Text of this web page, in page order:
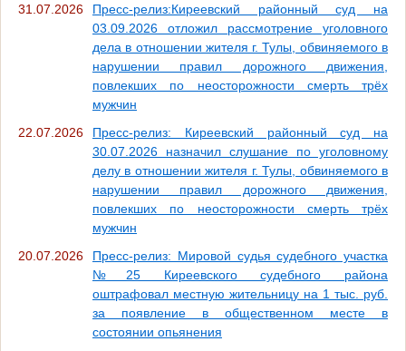
31.07.2026
Пресс-релиз:Киреевский районный суд на
03.09.2026 отложил рассмотрение уголовного
дела в отношении жителя г. Тулы, обвиняемого в
нарушении правил дорожного движения,
повлекших по неосторожности смерть трёх
мужчин
22.07.2026
Пресс-релиз: Киреевский районный суд на
30.07.2026 назначил слушание по уголовному
делу в отношении жителя г. Тулы, обвиняемого в
нарушении правил дорожного движения,
повлекших по неосторожности смерть трёх
мужчин
20.07.2026
Пресс-релиз: Мировой судья судебного участка
№25 Киреевского судебного района
оштрафовал местную жительницу на 1 тыс. руб.
за появление в общественном месте в
состоянии опьянения